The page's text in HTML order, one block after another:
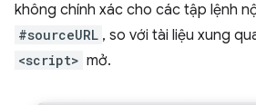
không chính xác cho các tập lệnh
#sourceURL , so với tài liệu xung
<script> mở.